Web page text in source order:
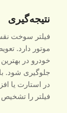
نتیجه‌گیری
فیلتر سوخت
موتور دارد.
خودرو در
جلوگیری شود.
در استارت یا
فیلتر را